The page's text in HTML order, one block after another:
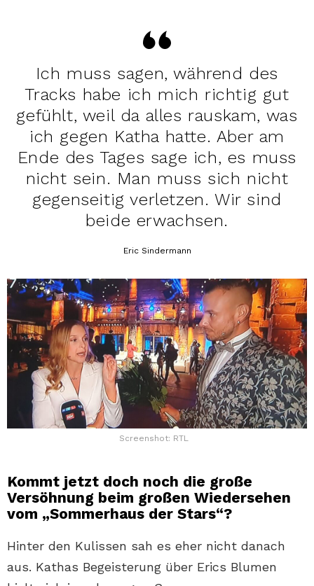
Ich muss sagen, während des
Tracks habe ich mich richtig gut
gefühlt, weil da alles rauskam, was
ich gegen Katha hatte. Aber am
Ende des Tages sage ich, es muss
nicht sein. Man muss sich nicht
gegenseitig verletzen. Wir sind
beide erwachsen.
Eric Sindermann
Screenshot: RTL
Kommt jetzt doch noch die große
Versöhnung beim großen Wiedersehen
vom „Sommerhaus der Stars“?
Hinter den Kulissen sah es eher nicht danach
aus. Kathas Begeisterung über Erics Blumen